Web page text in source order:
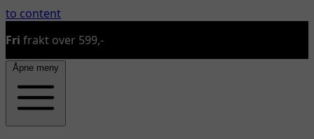
to content
Fri frakt over 599,-
Åpne meny